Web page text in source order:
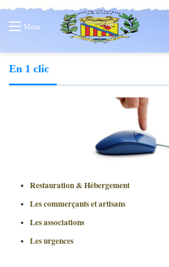
Menu
En 1 clic
Restauration & Hébergement
Les commerçants et artisans
Les associations
Les urgences